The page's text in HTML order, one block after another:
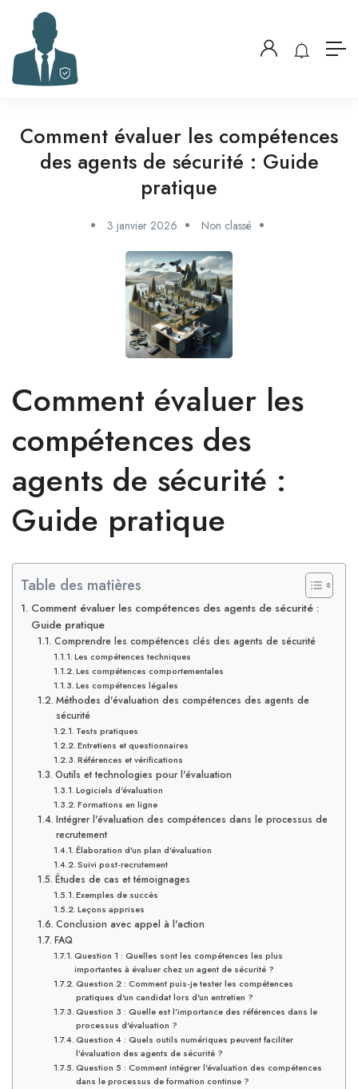
Comment évaluer les compétences
des agents de sécurité : Guide
pratique
3 janvier 2026 Non classé
Comment évaluer les
compétences des
agents de sécurité :
Guide pratique
Table des matières
Comment évaluer les compétences des agents de sécurité :
Guide pratique
Comprendre les compétences clés des agents de sécurité
Les compétences techniques
Les compétences comportementales
Les compétences légales
Méthodes d'évaluation des compétences des agents de
sécurité
Tests pratiques
Entretiens et questionnaires
Références et vérifications
Outils et technologies pour l'évaluation
Logiciels d'évaluation
Formations en ligne
Intégrer l'évaluation des compétences dans le processus de
recrutement
Élaboration d’un plan d’évaluation
Suivi post-recrutement
Études de cas et témoignages
Exemples de succès
Leçons apprises
Conclusion avec appel à l'action
FAQ
Question 1 : Quelles sont les compétences les plus
importantes à évaluer chez un agent de sécurité ?
Question 2 : Comment puis-je tester les compétences
pratiques d'un candidat lors d'un entretien ?
Question 3 : Quelle est l'importance des références dans le
processus d'évaluation ?
Question 4 : Quels outils numériques peuvent faciliter
l’évaluation des agents de sécurité ?
Question 5 : Comment intégrer l'évaluation des compétences
dans le processus de formation continue ?